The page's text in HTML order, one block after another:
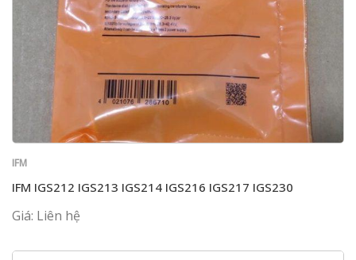
IFM
IFM IGS212 IGS213 IGS214 IGS216 IGS217 IGS230
Giá: Liên hệ